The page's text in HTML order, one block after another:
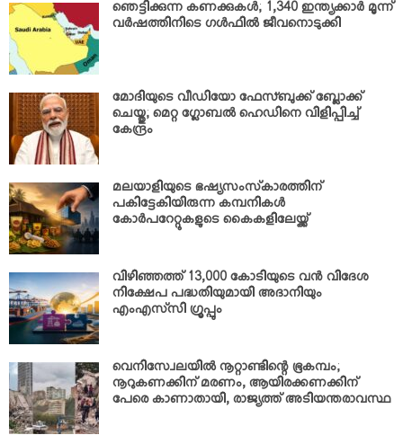
ഞെട്ടിക്കുന്ന കണക്കുകള്‍; 1,340 ഇന്ത്യക്കാര്‍ മൂന്ന്
വര്‍ഷത്തിനിടെ ഗള്‍ഫില്‍ ജീവനൊടുക്കി
മോദിയുടെ വീഡിയോ ഫേസ്ബുക്ക് ബ്ലോക്ക്
ചെയ്തു; മെറ്റ ഗ്ലോബല്‍ ഹെഡിനെ വിളിപ്പിച്ച്
കേന്ദ്രം
മലയാളിയുടെ ഭഷ്യസംസ്‌കാരത്തിന്
പകിട്ടേകിയിരുന്ന കമ്പനികള്‍
കോര്‍പറേറ്റുകളുടെ കൈകളിലേയ്ക്ക്
വിഴിഞ്ഞത്ത് 13,000 കോടിയുടെ വന്‍ വിദേശ
നിക്ഷേപ പദ്ധതിയുമായി അദാനിയും
എംഎസ്‌സി ഗ്രൂപ്പും
വെനിസ്വേലയില്‍ നൂറ്റാണ്ടിന്റെ ഭൂകമ്പം;
നൂറുകണക്കിന് മരണം, ആയിരക്കണക്കിന്
പേരെ കാണാതായി, രാജ്യത്ത് അടിയന്തരാവസ്ഥ